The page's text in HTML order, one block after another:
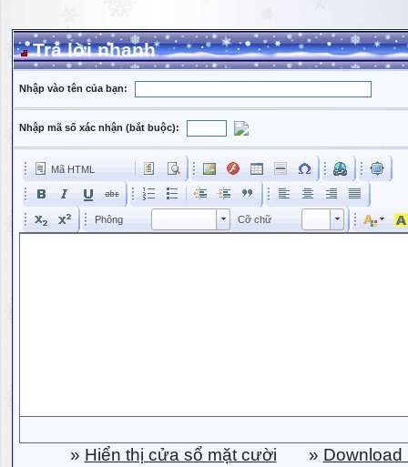
Trả lời nhanh
Nhập vào tên của bạn:
Nhập mã số xác nhận (bắt buộc):
Mã HTML
Phông Phông Cỡ chữ Kích cỡ phông
» Hiển thị cửa sổ mặt cười » Download